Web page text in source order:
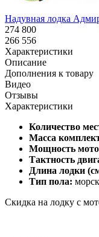
Надувная лодка
274 800
266 556
Характеристики
Описание
Дополнения к товару
Видео
Отзывы
Характеристики
Количество
Масса
Мощность
Тактность
Длина лодки
Тип пола:
Скидка на лодку с